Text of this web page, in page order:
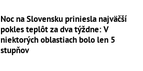
Noc na Slovensku priniesla najväčší
pokles teplôt za dva týždne: V
niektorých oblastiach bolo len 5
stupňov